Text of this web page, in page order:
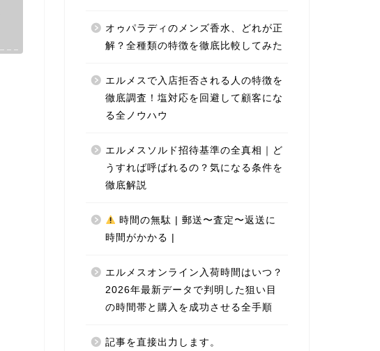
オゥパラディのメンズ香水、どれが正
解？全種類の特徴を徹底比較してみた
エルメスで入店拒否される人の特徴を
徹底調査！塩対応を回避して顧客にな
る全ノウハウ
エルメスソルド招待基準の全真相｜ど
うすれば呼ばれるの？気になる条件を
徹底解説
時間の無駄 | 郵送〜査定〜返送に
時間がかかる |
エルメスオンライン入荷時間はいつ？
2026年最新データで判明した狙い目
の時間帯と購入を成功させる全手順
記事を直接出力します。